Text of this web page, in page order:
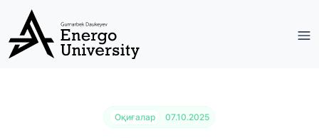
Оқиғалар 07.10.2025